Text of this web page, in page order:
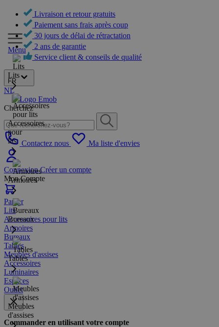
Livraison et retour gratuits
Paiement sans frais après coup
30 jours de délai de rétractation
2 ans de garantie
Service client & conseils de qualité
FR
NL
Cherchez
Contactez nous Ma liste d'envies
ConnexionCréer un compte
Mon Compte
Panier
Menu
Lits
Accessoires
pour
lits
Armoires
Bureaux
Tables
Meubles
d'assises
Lits
Accessoires pour lits
Armoires
Bureaux
Tables
Meubles d'assises
Accessoires
Luminaires
Espaces
Outlet
Commander en utilisant votre compte